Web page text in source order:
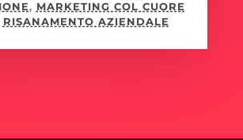
, MARKETING COL CUORE
RISANAMENTO AZIENDALE